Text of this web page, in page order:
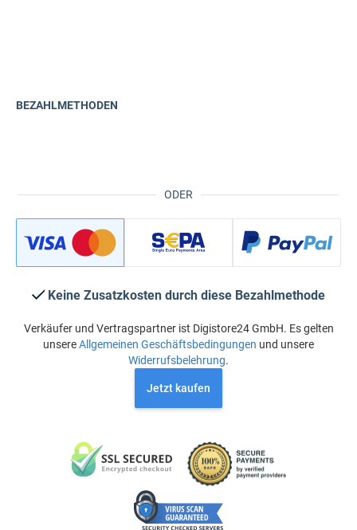
ODER
BEZAHLMETHODEN
Keine Zusatzkosten durch diese Bezahlmethode
Verkäufer und Vertragspartner ist Digistore24 GmbH. Es gelten
unsereAllgemeinen Geschäftsbedingungen und unsere
Widerrufsbelehrung.
Jetzt kaufen